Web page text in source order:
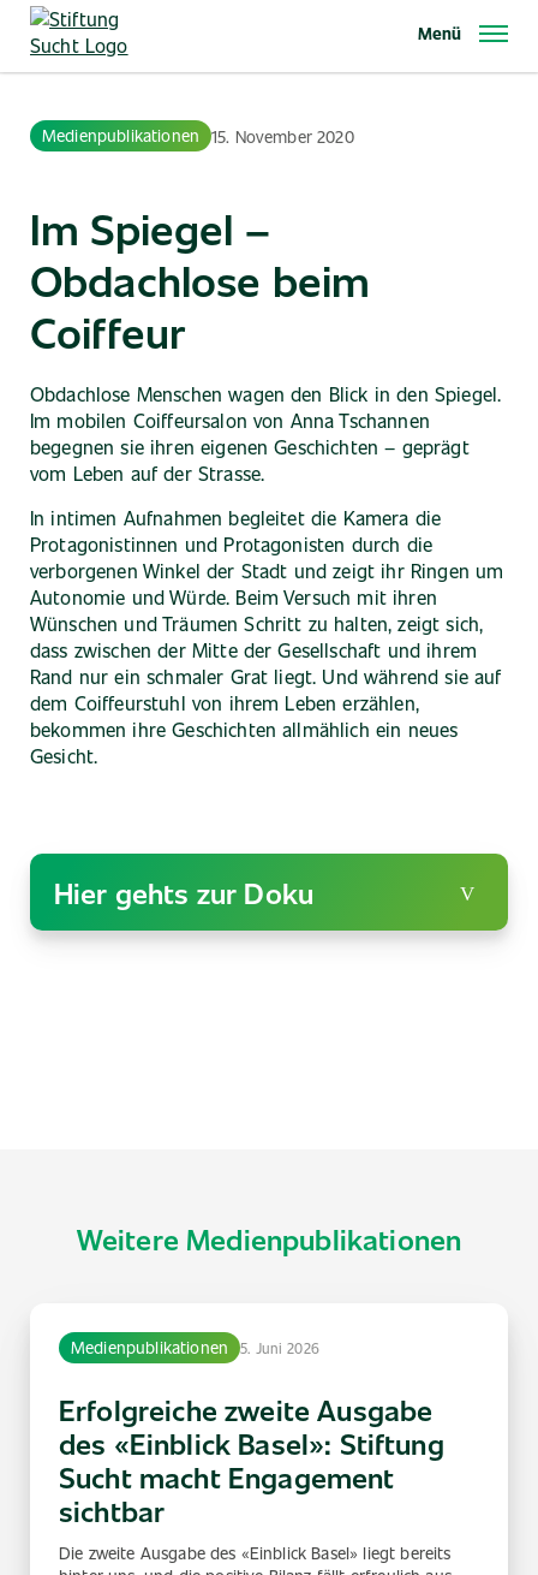
Direkt
zum
Menü
Medienpublikationen 15. November 2020
Im Spiegel –
Obdachlose beim
Coiffeur
Obdachlose Menschen wagen den Blick in den Spiegel.
Im mobilen Coiffeursalon von Anna Tschannen
begegnen sie ihren eigenen Geschichten – geprägt
vom Leben auf der Strasse.
In intimen Aufnahmen begleitet die Kamera die
Protagonistinnen und Protagonisten durch die
verborgenen Winkel der Stadt und zeigt ihr Ringen um
Autonomie und Würde. Beim Versuch mit ihren
Wünschen und Träumen Schritt zu halten, zeigt sich,
dass zwischen der Mitte der Gesellschaft und ihrem
Rand nur ein schmaler Grat liegt. Und während sie auf
dem Coiffeurstuhl von ihrem Leben erzählen,
bekommen ihre Geschichten allmählich ein neues
Gesicht.
Hier gehts zur Doku
Weitere Medienpublikationen
Medienpublikationen 5. Juni 2026
Erfolgreiche zweite Ausgabe
des «Einblick Basel»: Stiftung
Sucht macht Engagement
sichtbar
Die zweite Ausgabe des «Einblick Basel» liegt bereits